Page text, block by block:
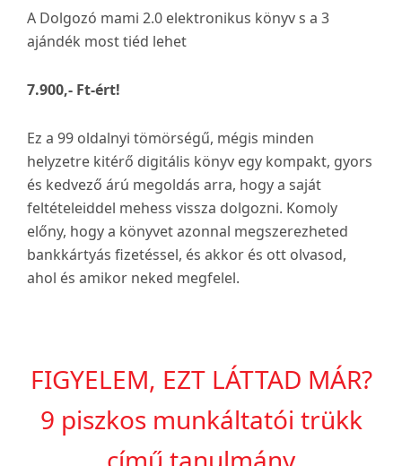
A Dolgozó mami 2.0 elektronikus könyv s a 3
ajándék most tiéd lehet
7.900,- Ft-ért!
Ez a 99 oldalnyi tömörségű, mégis minden
helyzetre kitérő digitális könyv egy kompakt, gyors
és kedvező árú megoldás arra, hogy a saját
feltételeiddel mehess vissza dolgozni. Komoly
előny, hogy a könyvet azonnal megszerezheted
bankkártyás fizetéssel, és akkor és ott olvasod,
ahol és amikor neked megfelel.
FIGYELEM, EZT LÁTTAD MÁR?
9 piszkos munkáltatói trükk